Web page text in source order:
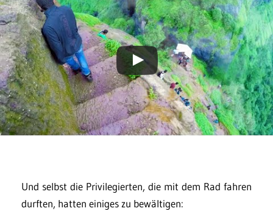
Und selbst die Privilegierten, die mit dem Rad fahren
durften, hatten einiges zu bewältigen: